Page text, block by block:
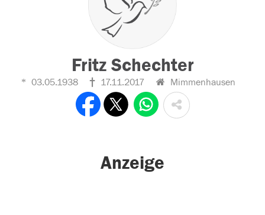
Fritz Schechter
03.05.1938 17.11.2017 Mimmenhausen
Anzeige